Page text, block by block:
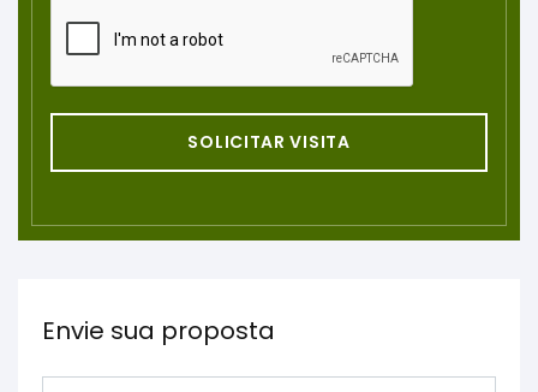
SOLICITAR VISITA
Envie sua proposta